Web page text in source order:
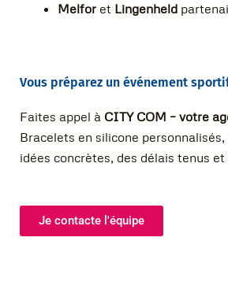
Melfor et Lingenheld
Vous préparez un événement
Faites appel à CITY COM – votre
Bracelets en silicone
idées concrètes, des délais tenus
Je contacte l'équipe